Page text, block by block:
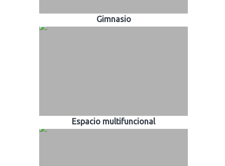
Gimnasio
Espacio multifuncional